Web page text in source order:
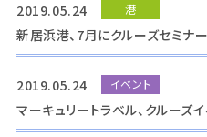
2019.05.24 港
新居浜港、7月にクルーズセミナ
2019.05.24 イベント
マーキュリートラベル、クルーズ